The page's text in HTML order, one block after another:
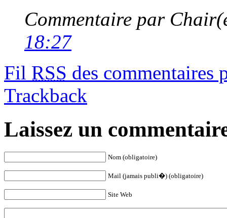
Commentaire par
18:27
Fil RSS des commentaires
Trackback
Laissez un
Nom (obligatoire)
Mail (jamais publi�) (obligatoire)
Site Web